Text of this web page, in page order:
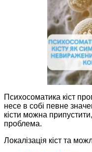
Психосоматика кіст
несе в собі певне
кісти можна
проблема.
Локалізація кіст та